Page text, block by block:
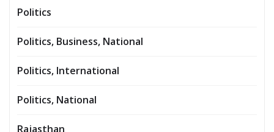
Politics
Politics, Business, National
Politics, International
Politics, National
Rajasthan